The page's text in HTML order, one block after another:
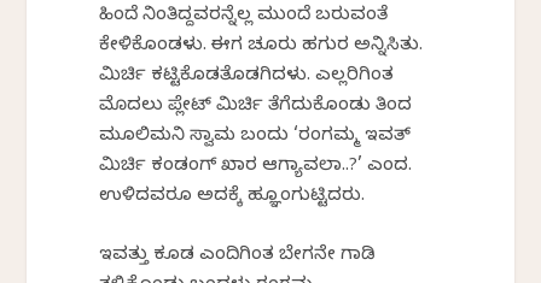
ಹಿಂದೆ ನಿಂತಿದ್ದವರನ್ನೆಲ್ಲ ಮುಂದೆ ಬರುವಂತೆ
ಕೇಳಿಕೊಂಡಳು. ಈಗ ಚೂರು ಹಗುರ ಅನ್ನಿಸಿತು.
ಮಿರ್ಚಿ ಕಟ್ಟಿಕೊಡತೊಡಗಿದಳು. ಎಲ್ಲರಿಗಿಂತ
ಮೊದಲು ಪ್ಲೇಟ್ ಮಿರ್ಚಿ ತೆಗೆದುಕೊಂಡು ತಿಂದ
ಮೂಲಿಮನಿ ಸ್ವಾಮ ಬಂದು ‘ರಂಗಮ್ಮ ಇವತ್
ಮಿರ್ಚಿ ಕಂಡಂಗ್ ಖಾರ ಆಗ್ಯಾವಲಾ..?’ ಎಂದ.
ಉಳಿದವರೂ ಅದಕ್ಕೆ ಹ್ಞೂಂಗುಟ್ಟಿದರು.
ಇವತ್ತು ಕೂಡ ಎಂದಿಗಿಂತ ಬೇಗನೇ ಗಾಡಿ